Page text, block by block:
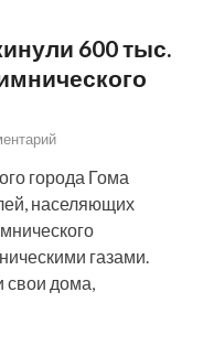
600 тыс.
города Гома
населяющих
газами.
свои дома,